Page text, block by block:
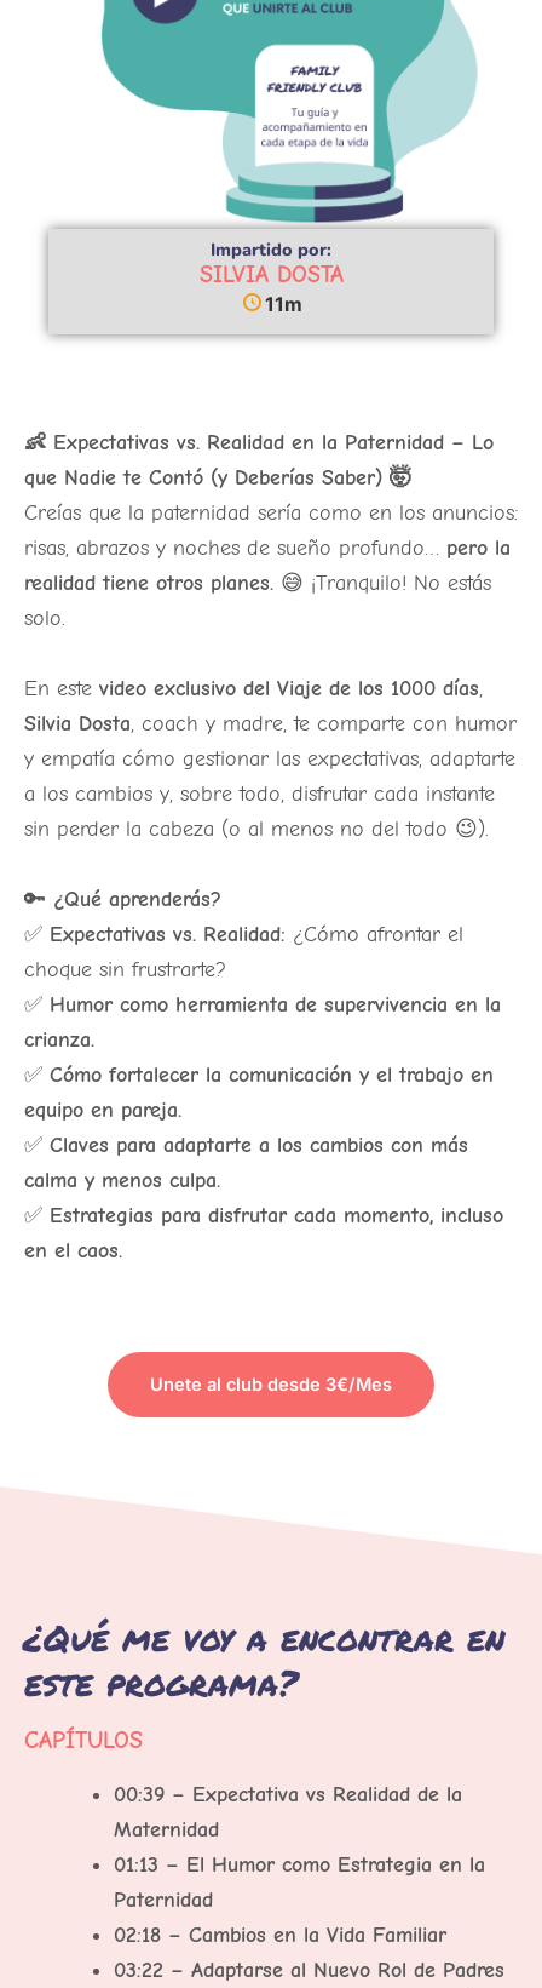
Impartido por:
SILVIA DOSTA
11m
👶 Expectativas vs. Realidad en la Paternidad – Lo
que Nadie te Contó (y Deberías Saber) 🤯
Creías que la paternidad sería como en los anuncios:
risas, abrazos y noches de sueño profundo… pero la
realidad tiene otros planes. 😅 ¡Tranquilo! No estás
solo.
En este video exclusivo del Viaje de los 1000 días,
Silvia Dosta, coach y madre, te comparte con humor
y empatía cómo gestionar las expectativas, adaptarte
a los cambios y, sobre todo, disfrutar cada instante
sin perder la cabeza (o al menos no del todo 😉).
🔑 ¿Qué aprenderás?
✅ Expectativas vs. Realidad: ¿Cómo afrontar el
choque sin frustrarte?
✅ Humor como herramienta de supervivencia en la
crianza.
✅ Cómo fortalecer la comunicación y el trabajo en
equipo en pareja.
✅ Claves para adaptarte a los cambios con más
calma y menos culpa.
✅ Estrategias para disfrutar cada momento, incluso
en el caos.
Unete al club desde 3€/Mes
¿Qué me voy a encontrar en
este programa?
CAPÍTULOS
00:39 – Expectativa vs Realidad de la
Maternidad
01:13 – El Humor como Estrategia en la
Paternidad
02:18 – Cambios en la Vida Familiar
03:22 – Adaptarse al Nuevo Rol de Padres